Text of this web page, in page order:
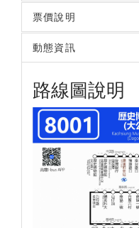
票價說明
動態資訊
路線圖說明